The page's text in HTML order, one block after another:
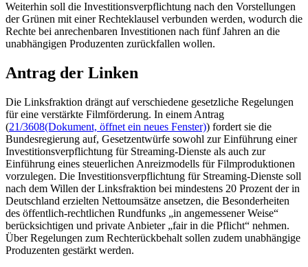
Weiterhin soll die Investitionsverpflichtung nach den Vorstellungen
der Grünen mit einer Rechteklausel verbunden werden, wodurch die
Rechte bei anrechenbaren Investitionen nach fünf Jahren an die
unabhängigen Produzenten zurückfallen wollen.
Antrag der Linken
Die Linksfraktion drängt auf verschiedene gesetzliche Regelungen
für eine verstärkte Filmförderung. In einem Antrag
(21/3608(Dokument, öffnet ein neues Fenster)) fordert sie die
Bundesregierung auf, Gesetzentwürfe sowohl zur Einführung einer
Investitionsverpflichtung für Streaming-Dienste als auch zur
Einführung eines steuerlichen Anreizmodells für Filmproduktionen
vorzulegen. Die Investitionsverpflichtung für Streaming-Dienste soll
nach dem Willen der Linksfraktion bei mindestens 20 Prozent der in
Deutschland erzielten Nettoumsätze ansetzen, die Besonderheiten
des öffentlich-rechtlichen Rundfunks „in angemessener Weise“
berücksichtigen und private Anbieter „fair in die Pflicht“ nehmen.
Über Regelungen zum Rechterückbehalt sollen zudem unabhängige
Produzenten gestärkt werden.